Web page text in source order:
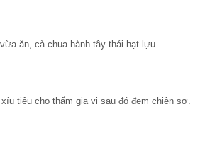
ăn, cà chua hành tây thái hạt lựu.
tiêu cho thấm gia vị sau đó đem chiên sơ.